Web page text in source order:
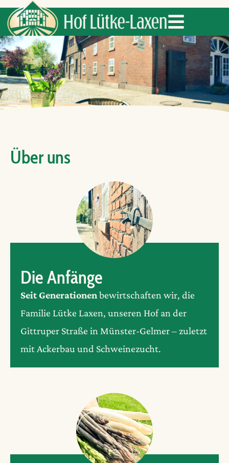
Über uns
Die Anfänge
Seit Generationenbewirtschaften wir, die
Familie Lütke Laxen, unseren Hof an der
Gittruper Straße in Münster-Gelmer – zuletzt
mit Ackerbau und Schweinezucht.